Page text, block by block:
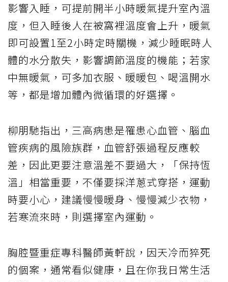
影響入睡，可提前開半小時暖氣提升室內溫
度，但入睡後人在被窩裡溫度會上升，暖氣
即可設置1至2小時定時關機，減少睡眠時人
體的水分散失，影響調節溫度的機能；若家
中無暖氣，可多加衣服、暖暖包、喝溫開水
等，都是增加體內微循環的好選擇。
柳朋馳指出，三高病患是罹患心血管、腦血
管疾病的風險族群，血管舒張過程反應較
差，因此更要注意溫差不要過大，「保持恆
溫」相當重要，不僅要採洋蔥式穿搭，運動
時要小心，建議慢慢暖身、慢慢減少衣物，
若寒流來時，則選擇室內運動。
胸腔暨重症專科醫師黃軒說，因天冷而猝死
的個案，通常看似健康，且在你我日常生活